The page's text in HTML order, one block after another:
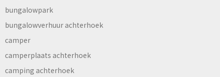
bungalowpark
bungalowverhuur achterhoek
camper
camperplaats achterhoek
camping achterhoek